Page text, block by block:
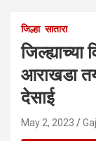
जिल्हा सातारा
जिल्ह्याच्या
आराखडा
देसाई
May 2, 2023